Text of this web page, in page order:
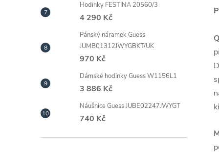
Hodinky FESTINA 20560/3
4 290 Kč
Pánský náramek Guess
JUMB01312JWYGBKT/UK
970 Kč
Dámské hodinky Guess W1156L1
3 886 Kč
Náušnice Guess JUBE02247JWYGT
740 Kč